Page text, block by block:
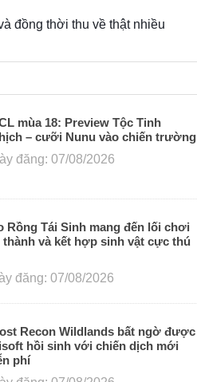
đồng thời thu về thật nhiều
mùa 18: Preview Tộc Tinh
– cưỡi Nunu vào chiến trường
đăng: 07/08/2026
Rồng Tái Sinh mang đến lối chơi
thành và kết hợp sinh vật cực thú
đăng: 07/08/2026
Recon Wildlands bất ngờ được
hồi sinh với chiến dịch mới
phí